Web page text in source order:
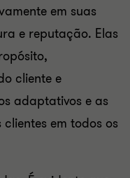
em suas
e reputação. Elas
cliente e
adaptativos e as
em todos os